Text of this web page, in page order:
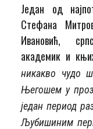
Један од
Стефана
Ивановић,
академик и
никакво чудо
Његошем у
један период
Љубишиним